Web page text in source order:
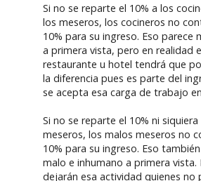
Si no se reparte el 10% a los
los meseros, los cocineros no
10% para su ingreso. Eso parece
a primera vista, pero en realidad
restaurante u hotel tendrá que
la diferencia pues es parte del
se acepta esa carga de trabajo
Si no se reparte el 10% ni
meseros, los malos meseros no
10% para su ingreso. Eso
malo e inhumano a primera vista.
dejarán esa actividad quienes no